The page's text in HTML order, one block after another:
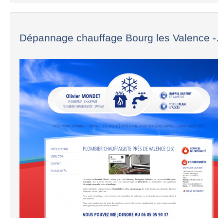
Dépannage chauffage Bourg les Valence